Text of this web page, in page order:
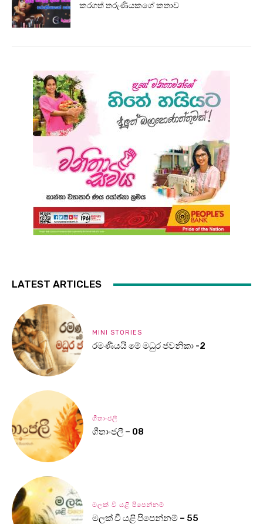
කරගත් තරුණියකගේ කතාව
LATEST ARTICLES
MINI STORIES
රමණීයයි මේ මධුර ජවනිකා -2
ගීතාංජලී
ගීතාංජලී – 08
මලක් වී යළි පිපෙන්නම්
මලක් වී යළි පිපෙන්නම් – 55